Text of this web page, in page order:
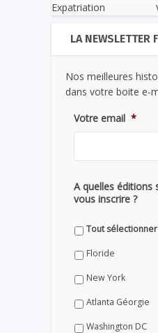
Expatriation
LA NEWSLETTER
Nos meilleures
dans votre boite e-
Votre email *
A quelles éditions
vous inscrire ?
Tout sélectionner
Floride
New York
Atlanta Géorgie
Washington DC